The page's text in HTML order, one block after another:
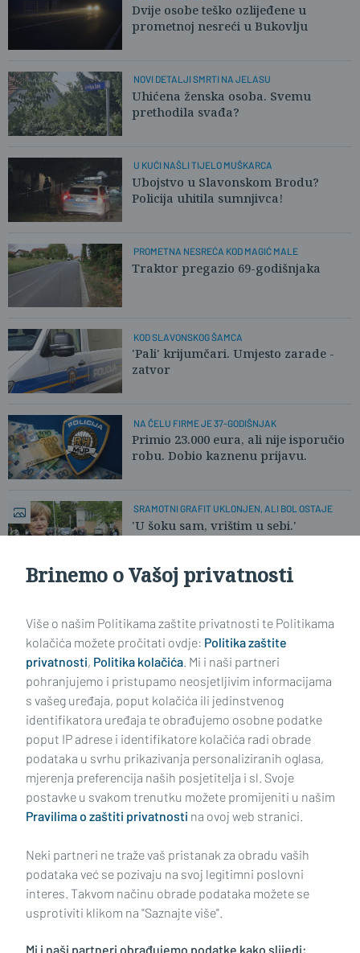
Dvije osobe teško ozlijeđene u
prometnoj nesreći u Bukovlju
NOVI DETALJI SMRTI NA JELASU
Uhićena ženska osoba. Svemu
prethodila svađa?
U KUĆI NAŠLI TIJELO MUŠKARCA
Ubojstvo u Slavonskom Brodu?
Policija uhitila sumnjivca!
PROMETNA NESREĆA KOD MAGIĆ MALE
Traktor pregazio 69-godišnjaka
KOD SLAVONSKOG ŠAMCA
'Pali' krijumčari. Umjesto zarade -
zatvor
NA ČELU FIRME JE 37-GODIŠNJAK
Primio 23.000 eura, ali nije isporučio
robu. Dobio kaznenu prijavu.
SRAMOTNI GRAFIT UKLONJEN, ALI BOL OSTAJE
'U šoku sam, vrištim u sebi.'
Impressum Uvjeti korištenja Politika privatnosti
Politika kolačića Kontakt Pritužbe Suradnici
Oglašavanje
RUBRIKE
BRODSKO-POSAVSKA ŽUPANIJA
Brinemo o Vašoj privatnosti
Više o našim Politikama zaštite privatnosti te Politikama
kolačića možete pročitati ovdje: Politika zaštite
privatnosti, Politika kolačića. Mi i naši partneri
pohranjujemo i pristupamo neosjetljivim informacijama
s vašeg uređaja, poput kolačića ili jedinstvenog
identifikatora uređaja te obrađujemo osobne podatke
poput IP adrese i identifikatore kolačića radi obrade
podataka u svrhu prikazivanja personaliziranih oglasa,
mjerenja preferencija naših posjetitelja i sl. Svoje
postavke u svakom trenutku možete promijeniti u našim
Pravilima o zaštiti privatnosti na ovoj web stranici.
Neki partneri ne traže vaš pristanak za obradu vaših
podataka već se pozivaju na svoj legitimni poslovni
interes. Takvom načinu obrade podataka možete se
usprotiviti klikom na "Saznajte više".
Mi i naši partneri obrađujemo podatke kako slijedi: